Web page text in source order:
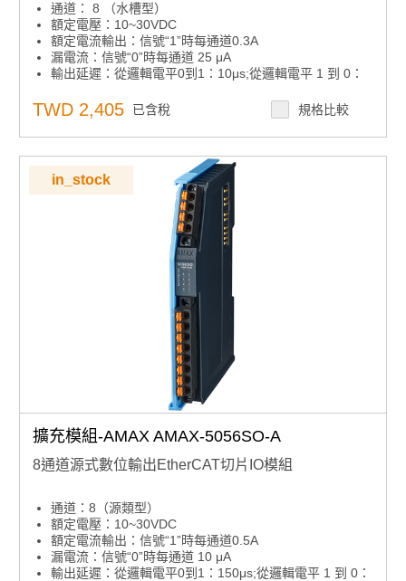
通道： 8 （水槽型）
額定電壓：10~30VDC
額定電流輸出：信號“1”時每通道0.3A
漏電流：信號“0”時每通道 25 μA
輸出延遲：從邏輯電平0到1：10μs;從邏輯電平 1 到 0：
TWD 2,405 已含稅 規格比較
in_stock
擴充模組-AMAX AMAX-5056SO-A
8通道源式數位輸出EtherCAT切片IO模組
通道：8（源類型）
額定電壓：10~30VDC
額定電流輸出：信號“1”時每通道0.5A
漏電流：信號“0”時每通道 10 μA
輸出延遲：從邏輯電平0到1：150μs;從邏輯電平 1 到 0：